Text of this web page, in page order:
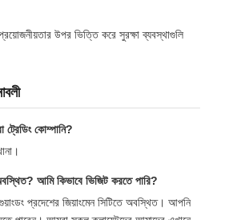
প্রয়োজনীয়তার উপর ভিত্তি করে সুরক্ষা ব্যবস্থাগুলি
কোম্পানি?
আমি কিভাবে ভিজিট করতে পারি?
প্রদেশের জিয়াংমেন সিটিতে অবস্থিত। আপনি